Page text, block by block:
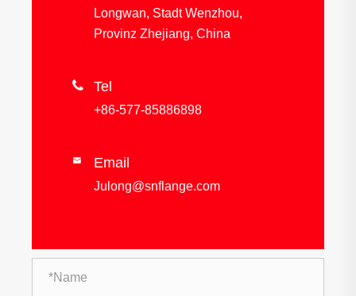
Longwan, Stadt Wenzhou,
Provinz Zhejiang, China
 Tel
+86-577-85886898
 Email
Julong@snflange.com